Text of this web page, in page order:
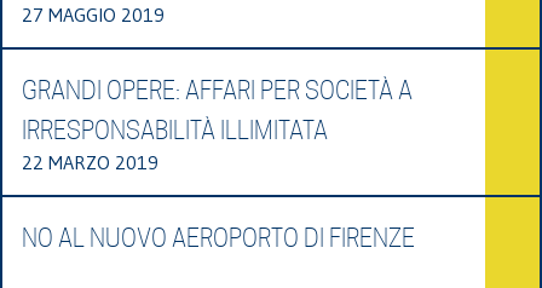
27 MAGGIO 2019
GRANDI OPERE: AFFARI PER SOCIETÀ A
IRRESPONSABILITÀ ILLIMITATA
22 MARZO 2019
NO AL NUOVO AEROPORTO DI FIRENZE